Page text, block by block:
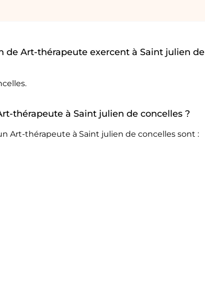
de Art-thérapeute exercent à Saint julien de
thérapeute à Saint julien de concelles ?
Art-thérapeute à Saint julien de concelles sont :